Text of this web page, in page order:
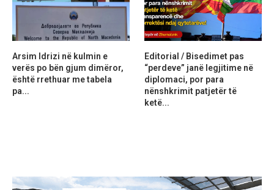
Arsim Idrizi në kulmin e
verës po bën gjum dimëror,
është rrethuar me tabela
pa...
Editorial / Bisedimet pas
“perdeve” janë legjitime në
diplomaci, por para
nënshkrimit patjetër të
ketë...